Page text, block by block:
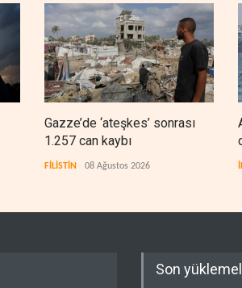
Gazze’de ‘ateşkes’ sonrası
1.257 can kaybı
FİLİSTİN 08 Ağustos 2026
Son